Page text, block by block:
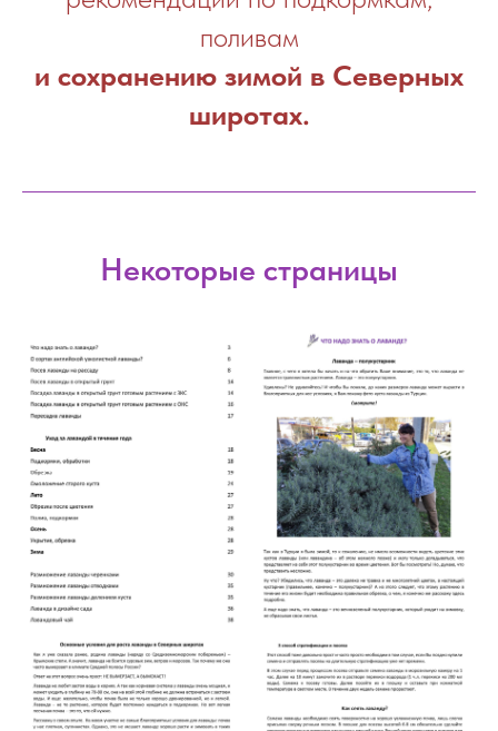
поливам
и сохранению зимой в Северных
широтах.
Некоторые страницы